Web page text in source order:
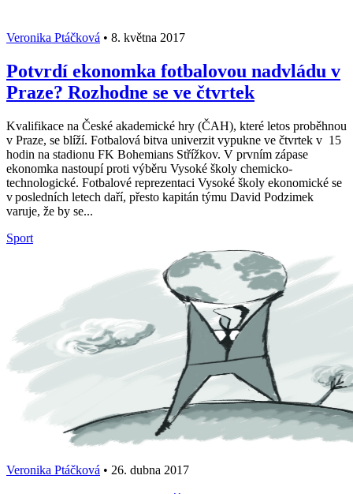
Veronika Ptáčková • 8. května 2017
Potvrdí ekonomka fotbalovou nadvládu v
Praze? Rozhodne se ve čtvrtek
Kvalifikace na České akademické hry (ČAH), které letos proběhnou
v Praze, se blíží. Fotbalová bitva univerzit vypukne ve čtvrtek v 15
hodin na stadionu FK Bohemians Střížkov. V prvním zápase
ekonomka nastoupí proti výběru Vysoké školy chemicko-
technologické. Fotbalové reprezentaci Vysoké školy ekonomické se
v posledních letech daří, přesto kapitán týmu David Podzimek
varuje, že by se...
Sport
Veronika Ptáčková • 26. dubna 2017